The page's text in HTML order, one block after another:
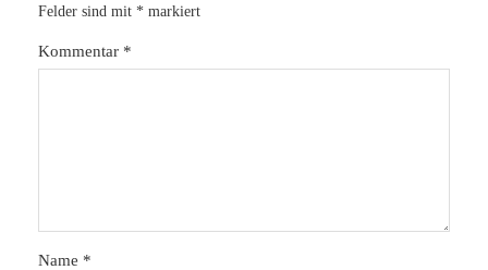
Felder sind mit * markiert
Kommentar *
Name *